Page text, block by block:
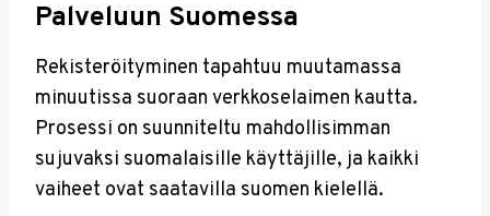
Palveluun Suomessa
Rekisteröityminen tapahtuu muutamassa
minuutissa suoraan verkkoselaimen kautta.
Prosessi on suunniteltu mahdollisimman
sujuvaksi suomalaisille käyttäjille, ja kaikki
vaiheet ovat saatavilla suomen kielellä.